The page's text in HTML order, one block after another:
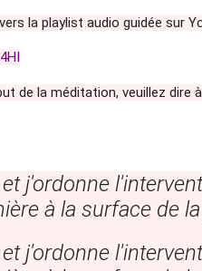
la playlist audio guidée sur
de la méditation, veuillez
j'ordonne
à la surface de
j'ordonne